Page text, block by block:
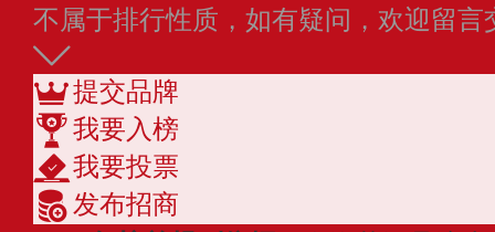
不属于排行性质，如有疑问，欢迎留言
提交品牌
我要入榜
我要投票
发布招商